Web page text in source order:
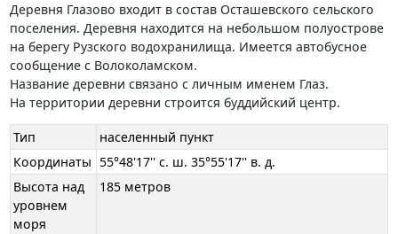
Деревня Глазово входит в состав Осташевского сельского
поселения. Деревня находится на небольшом полуострове
на берегу Рузского водохранилища. Имеется автобусное
сообщение с Волоколамском.
Название деревни связано с личным именем Глаз.
На территории деревни строится буддийский центр.
Тип
населенный пункт
Координаты 55°48'17'' с. ш. 35°55'17'' в. д.
Высота над
уровнем
моря
185 метров